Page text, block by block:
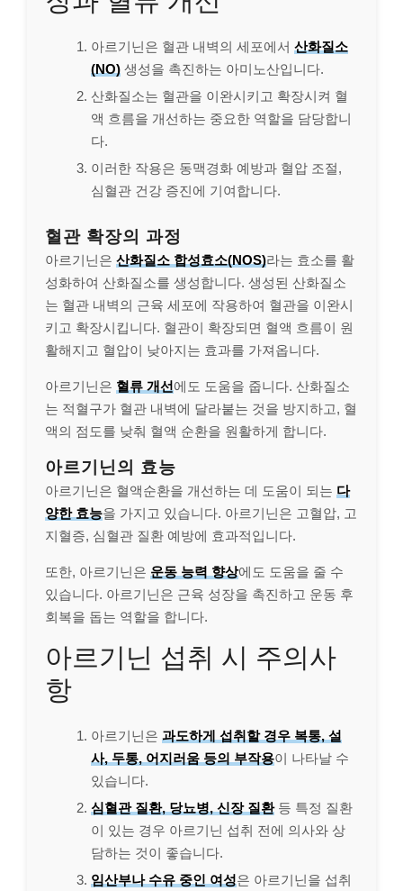
아르기닌은 혈관 내벽의 세포에서 산화질소
(NO) 생성을 촉진하는 아미노산입니다.
산화질소는 혈관을 이완시키고 확장시켜 혈
액 흐름을 개선하는 중요한 역할을 담당합니
다.
이러한 작용은 동맥경화 예방과 혈압 조절,
심혈관 건강 증진에 기여합니다.
혈관 확장의 과정
아르기닌은 산화질소 합성효소(NOS)라는 효소를 활
성화하여 산화질소를 생성합니다. 생성된 산화질소
는 혈관 내벽의 근육 세포에 작용하여 혈관을 이완시
키고 확장시킵니다. 혈관이 확장되면 혈액 흐름이 원
활해지고 혈압이 낮아지는 효과를 가져옵니다.
아르기닌은 혈류 개선에도 도움을 줍니다. 산화질소
는 적혈구가 혈관 내벽에 달라붙는 것을 방지하고, 혈
액의 점도를 낮춰 혈액 순환을 원활하게 합니다.
아르기닌의 효능
아르기닌은 혈액순환을 개선하는 데 도움이 되는 다
양한 효능을 가지고 있습니다. 아르기닌은 고혈압, 고
지혈증, 심혈관 질환 예방에 효과적입니다.
또한, 아르기닌은 운동 능력 향상에도 도움을 줄 수
있습니다. 아르기닌은 근육 성장을 촉진하고 운동 후
회복을 돕는 역할을 합니다.
아르기닌 섭취 시 주의사
항
아르기닌은 과도하게 섭취할 경우 복통, 설
사, 두통, 어지러움 등의 부작용이 나타날 수
있습니다.
심혈관 질환, 당뇨병, 신장 질환등 특정 질환
이 있는 경우 아르기닌 섭취 전에 의사와 상
담하는 것이 좋습니다.
임산부나 수유 중인 여성은 아르기닌을 섭취